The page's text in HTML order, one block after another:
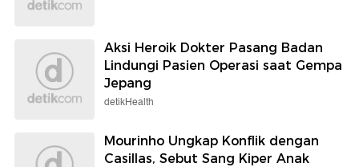
Aksi Heroik Dokter Pasang Badan
Lindungi Pasien Operasi saat Gempa
Jepang
detikHealth
Mourinho Ungkap Konflik dengan
Casillas, Sebut Sang Kiper Anak